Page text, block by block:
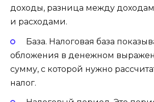
доходы, разница между
и расходами.
База. Налоговая база
обложения в денежном
сумму, с которой нужно
налог.